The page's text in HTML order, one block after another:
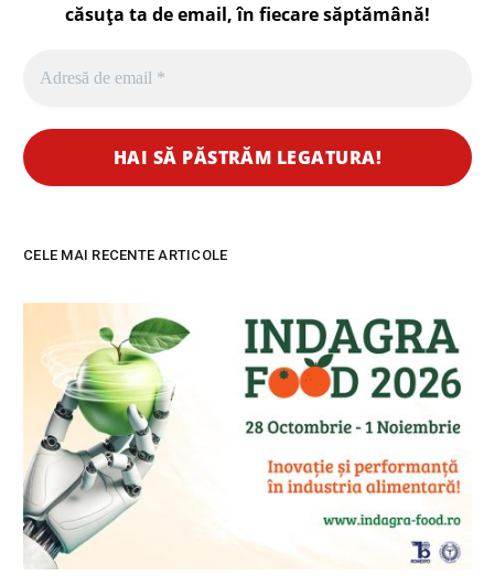
căsuța ta de email, în fiecaresăptămână!
CELE MAI RECENTE ARTICOLE